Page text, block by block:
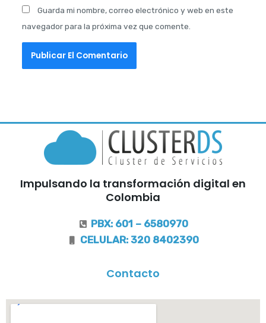
Guarda mi nombre, correo electrónico y web en este
navegador para la próxima vez que comente.
Impulsando la transformación digital en
Colombia
PBX: 601 – 6580970
CELULAR: 320 8402390
Contacto